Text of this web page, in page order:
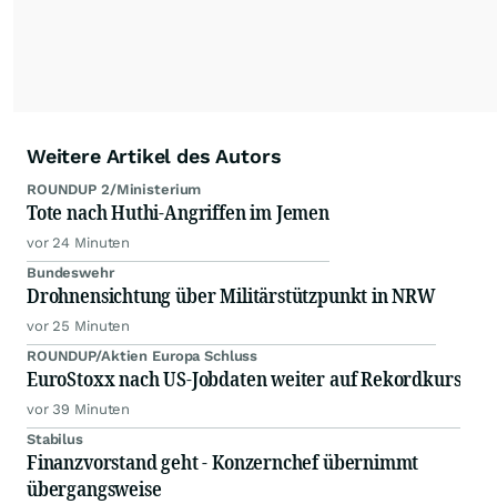
Weitere Artikel des Autors
ROUNDUP 2/Ministerium
Tote nach Huthi-Angriffen im Jemen
vor 24 Minuten
Bundeswehr
Drohnensichtung über Militärstützpunkt in NRW
vor 25 Minuten
ROUNDUP/Aktien Europa Schluss
EuroStoxx nach US-Jobdaten weiter auf Rekordkurs
vor 39 Minuten
Stabilus
Finanzvorstand geht - Konzernchef übernimmt
übergangsweise